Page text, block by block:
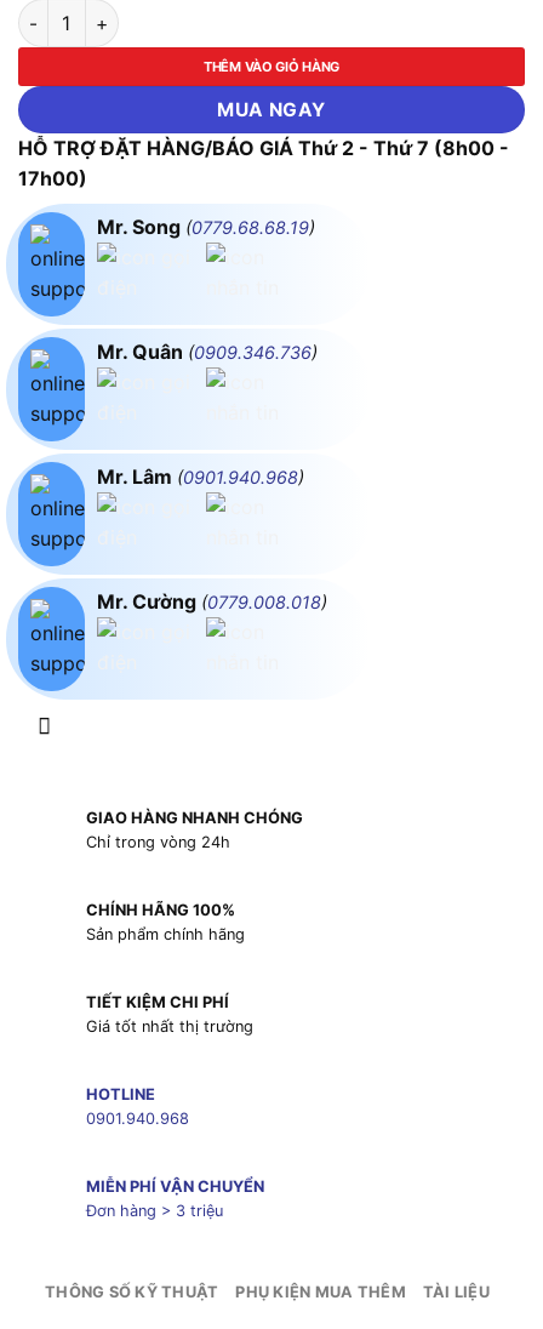
Biến Áp Trần 3 Pha Tự Ngẫu 20KVA FUSHIN 380V/220V -
THÊM VÀO GIỎ HÀNG
MUA NGAY
HỖ TRỢ ĐẶT HÀNG/BÁO GIÁ Thứ 2 - Thứ 7 (8h00 -
17h00)
Mr. Song (0779.68.68.19)
Mr. Quân (0909.346.736)
Mr. Lâm (0901.940.968)
Mr. Cường (0779.008.018)
GIAO HÀNG NHANH CHÓNG
Chỉ trong vòng 24h
CHÍNH HÃNG 100%
Sản phẩm chính hãng
TIẾT KIỆM CHI PHÍ
Giá tốt nhất thị trường
HOTLINE
0901.940.968
MIỄN PHÍ VẬN CHUYỂN
Đơn hàng > 3 triệu
THÔNG SỐ KỸ THUẬT PHỤ KIỆN MUA THÊM TÀI LIỆU